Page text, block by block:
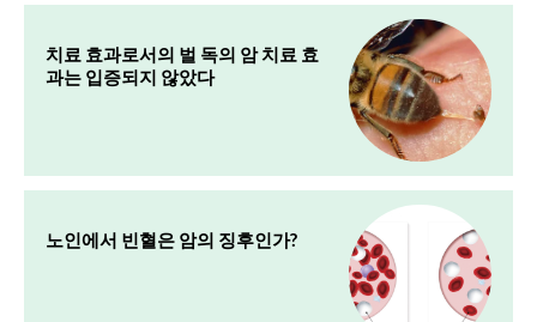
치료 효과로서의 벌 독의 암 치료 효
과는 입증되지 않았다
노인에서 빈혈은 암의 징후인가?